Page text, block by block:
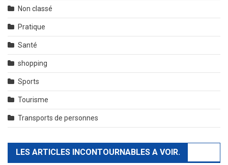
Non classé
Pratique
Santé
shopping
Sports
Tourisme
Transports de personnes
LES ARTICLES INCONTOURNABLES A VOIR.